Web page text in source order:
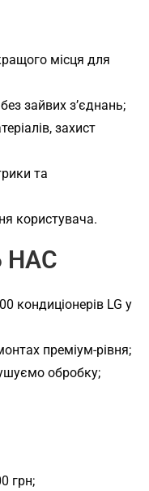
місця для
зайвих з’єднань;
захист
та
користувача.
НАС
кондиціонерів LG у
преміум-рівня;
обробку;
грн;